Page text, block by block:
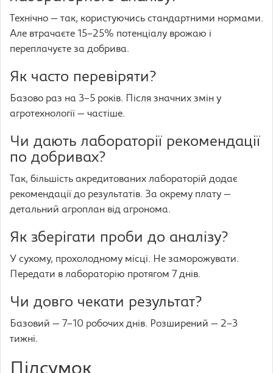
Технічно — так, користуючись стандартними нормами.
Але втрачаєте 15–25% потенціалу врожаю і
переплачуєте за добрива.
Як часто перевіряти?
Базово раз на 3–5 років. Після значних змін у
агротехнології — частіше.
Чи дають лабораторії рекомендації
по добривах?
Так, більшість акредитованих лабораторій додає
рекомендації до результатів. За окрему плату —
детальний агроплан від агронома.
Як зберігати проби до аналізу?
У сухому, прохолодному місці. Не заморожувати.
Передати в лабораторію протягом 7 днів.
Чи довго чекати результат?
Базовий — 7–10 робочих днів. Розширений — 2–3
тижні.